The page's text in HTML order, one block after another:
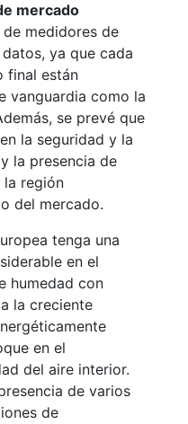
mercado
medidores de
ya que cada
final están
vanguardia como la
se prevé que
la seguridad y la
la presencia de
la región
del mercado.
tenga una
en el
humedad con
la creciente
en el
del aire interior.
de varios
de